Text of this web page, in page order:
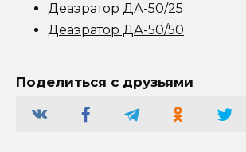
Деаэратор ДА-50/25
Деаэратор ДА-50/50
Поделиться с друзьями